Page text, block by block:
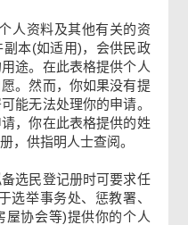
人资料及其他有关的资
本(如适用)，会供民政
途。在此表格提供个人
。然而，你如果没有提
能无法处理你的申请。
，你在此表格提供的姓
，供指明人士查阅。
选民登记册时可要求任
选举事务处、惩教署、
屋协会等)提供你的个人